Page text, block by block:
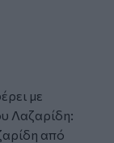
με
Λαζαρίδη:
από